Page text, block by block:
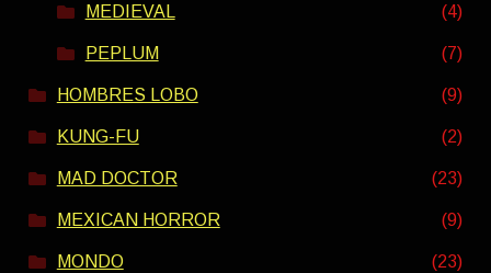
MEDIEVAL (4)
PEPLUM (7)
HOMBRES LOBO (9)
KUNG-FU (2)
MAD DOCTOR (23)
MEXICAN HORROR (9)
MONDO (23)